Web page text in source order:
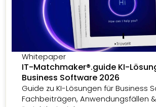
Whitepaper
IT-Matchmaker®.guide KI-
Business Software 2026
Guide zu KI-Lösungen für Business
Fachbeiträgen, Anwendungsfällen &